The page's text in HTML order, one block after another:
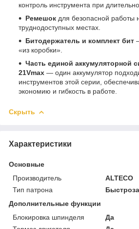
контроль инструмента при
Ремешок для безопасной работы
труднодоступных местах.
Битодержатель и комплект бит
«из коробки».
Часть единой аккумуляторной
21Vmax — один аккумулятор
инструментов этой серии,
экономию и гибкость в работе.
Скрыть
Характеристики
Основные
Производитель
ALTECO
Тип патрона
Дополнительные функции
Блокировка шпинделя
Да